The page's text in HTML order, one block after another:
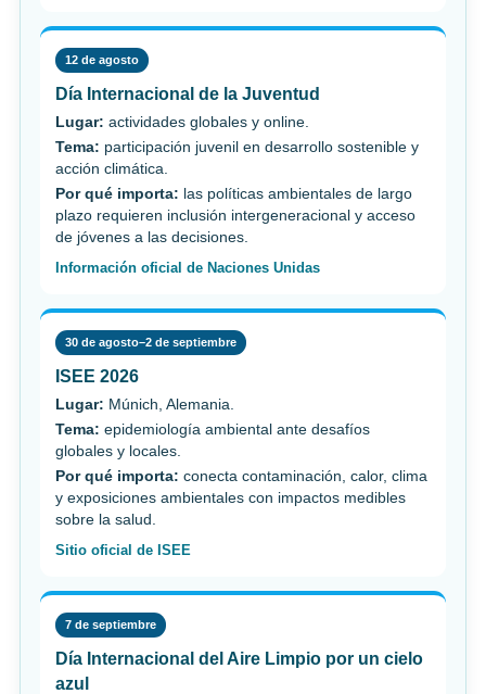
12 de agosto
Día Internacional de la Juventud
Lugar: actividades globales y online.
Tema: participación juvenil en desarrollo sostenible y
acción climática.
Por qué importa: las políticas ambientales de largo
plazo requieren inclusión intergeneracional y acceso
de jóvenes a las decisiones.
Información oficial de Naciones Unidas
30 de agosto–2 de septiembre
ISEE 2026
Lugar: Múnich, Alemania.
Tema: epidemiología ambiental ante desafíos
globales y locales.
Por qué importa: conecta contaminación, calor, clima
y exposiciones ambientales con impactos medibles
sobre la salud.
Sitio oficial de ISEE
7 de septiembre
Día Internacional del Aire Limpio por un cielo
azul